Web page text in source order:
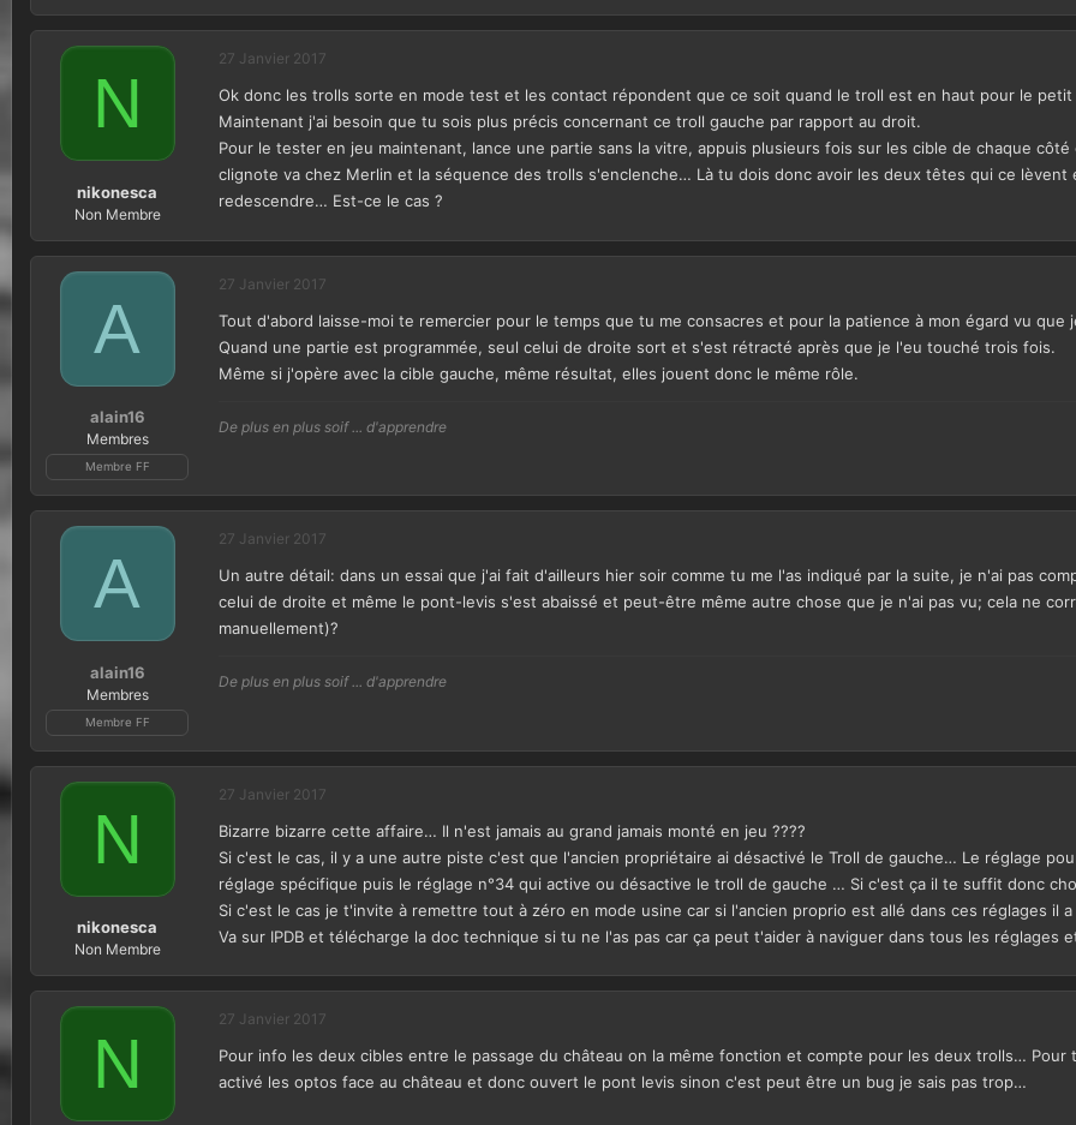
N
nikonesca
Non Membre
27 Janvier 2017
Ok donc les trolls sorte en mode test et les contact répondent que ce soit quand le troll est en haut pour le
Maintenant j'ai besoin que tu sois plus précis concernant ce troll gauche par rapport au droit.
Pour le tester en jeu maintenant, lance une partie sans la vitre, appuis plusieurs fois sur les cible de chaque
clignote va chez Merlin et la séquence des trolls s'enclenche… Là tu dois donc avoir les deux têtes qui ce
redescendre… Est-ce le cas ?
A
alain16
Membres
Membre FF
27 Janvier 2017
Tout d'abord laisse-moi te remercier pour le temps que tu me consacres et pour la patience à mon égard vu que
Quand une partie est programmée, seul celui de droite sort et s'est rétracté après que je l'eu touché trois fois.
Même si j'opère avec la cible gauche, même résultat, elles jouent donc le même rôle.
De plus en plus soif ... d'apprendre
A
alain16
Membres
Membre FF
27 Janvier 2017
Un autre détail: dans un essai que j'ai fait d'ailleurs hier soir comme tu me l'as indiqué par la suite, je n'ai pas
celui de droite et même le pont-levis s'est abaissé et peut-être même autre chose que je n'ai pas vu; cela ne
manuellement)?
De plus en plus soif ... d'apprendre
N
nikonesca
Non Membre
27 Janvier 2017
Bizarre bizarre cette affaire… Il n'est jamais au grand jamais monté en jeu ????
Si c'est le cas, il y a une autre piste c'est que l'ancien propriétaire ai désactivé le Troll de gauche… Le réglage
réglage spécifique puis le réglage n°34 qui active ou désactive le troll de gauche … Si c'est ça il te suffit donc
Si c'est le cas je t'invite à remettre tout à zéro en mode usine car si l'ancien proprio est allé dans ces réglages il
Va sur IPDB et télécharge la doc technique si tu ne l'as pas car ça peut t'aider à naviguer dans tous les réglages
N
27 Janvier 2017
Pour info les deux cibles entre le passage du château on la même fonction et compte pour les deux trolls…
activé les optos face au château et donc ouvert le pont levis sinon c'est peut être un bug je sais pas trop…